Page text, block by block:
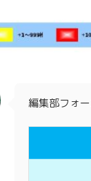
編集部フォ